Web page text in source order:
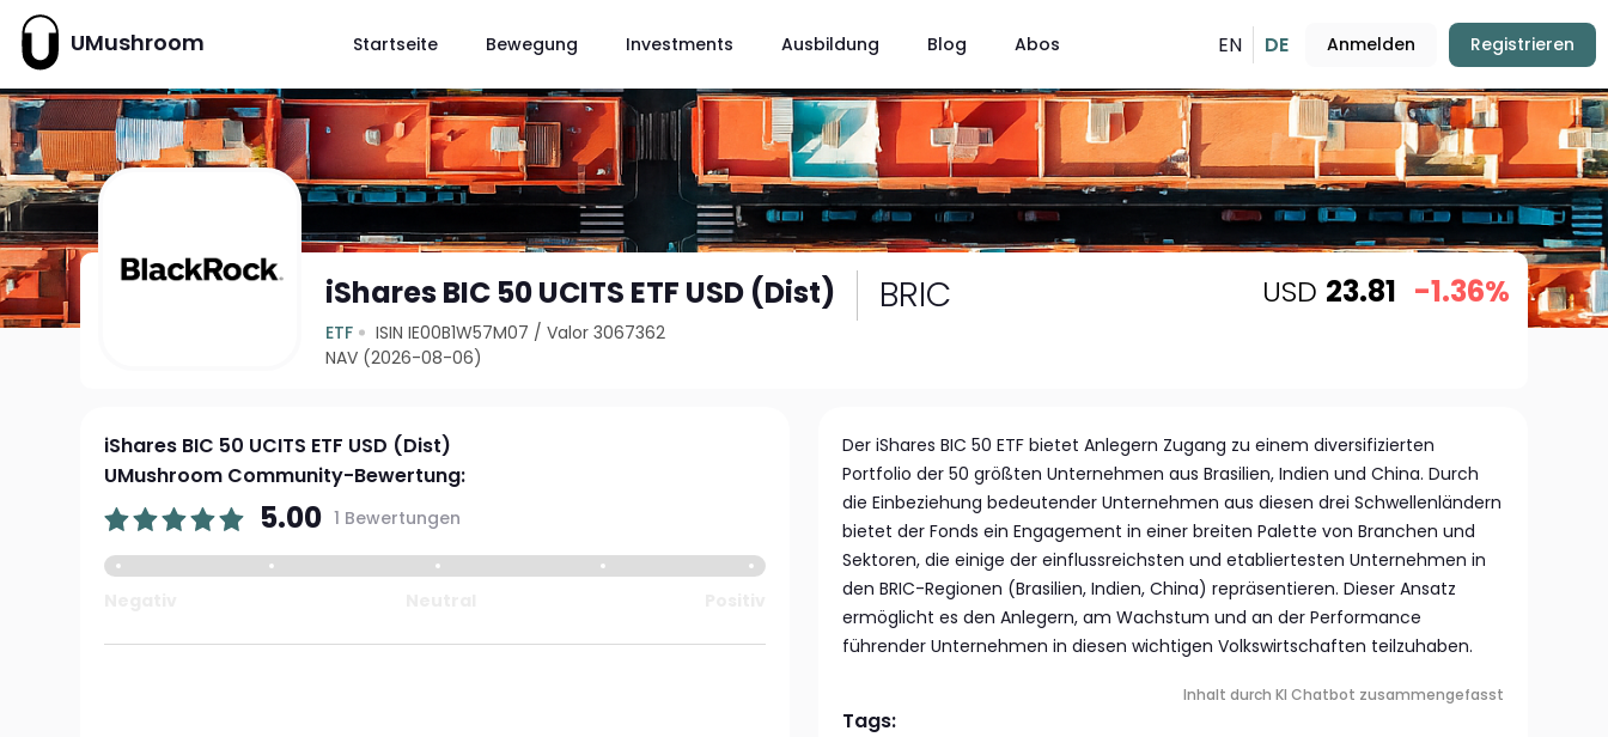
UMushroom Startseite Bewegung Investments Ausbildung Blog Abos EN DE Anmelden Registrieren
iShares BIC 50 UCITS ETF USD (Dist) BRIC
ETF ISIN IE00B1W57M07 /Valor 3067362
NAV (2026-08-06)
USD 23.81 -1.36%
iShares BIC 50 UCITS ETF USD (Dist)
UMushroom Community-Bewertung:
5.00 1 Bewertungen
Der iShares BIC 50 ETF bietet Anlegern Zugang zu einem diversifizierten
Portfolio der 50 größten Unternehmen aus Brasilien, Indien und China. Durch
die Einbeziehung bedeutender Unternehmen aus diesen drei Schwellenländern
bietet der Fonds ein Engagement in einer breiten Palette von Branchen und
Sektoren, die einige der einflussreichsten und etabliertesten Unternehmen in
den BRIC-Regionen (Brasilien, Indien, China) repräsentieren. Dieser Ansatz
ermöglicht es den Anlegern, am Wachstum und an der Performance
führender Unternehmen in diesen wichtigen Volkswirtschaften teilzuhaben.
Inhalt durch KI Chatbot zusammengefasst
Tags: